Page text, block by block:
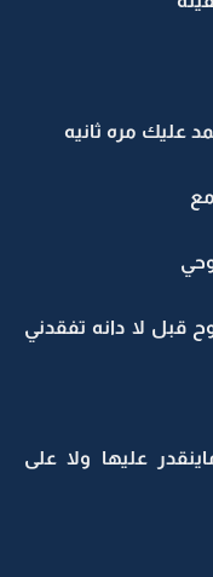
مره ثانيه
لا دانه تفقدني
عليها ولا على